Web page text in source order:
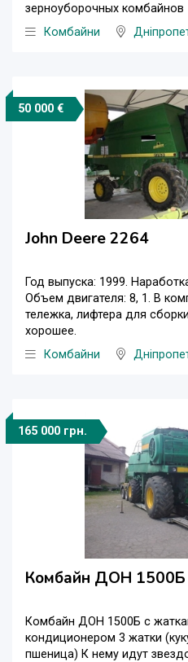
зерноуборочных комбайнов
Комбайни
50 000 €
John Deere 2264
Год выпуска: 1999.
Объем двигателя: 8, 1. В
тележка, лифтера для
хорошее.
Комбайни
165 000 грн.
Комбайн ДОН 1500Б
Комбайн ДОН 1500Б с
кондиционером 3 жатки
пшеница) К нему идут